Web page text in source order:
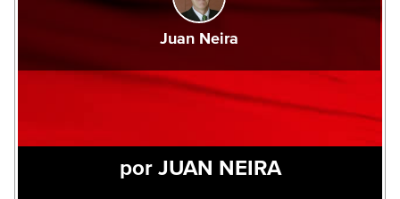
Juan Neira
por JUAN NEIRA